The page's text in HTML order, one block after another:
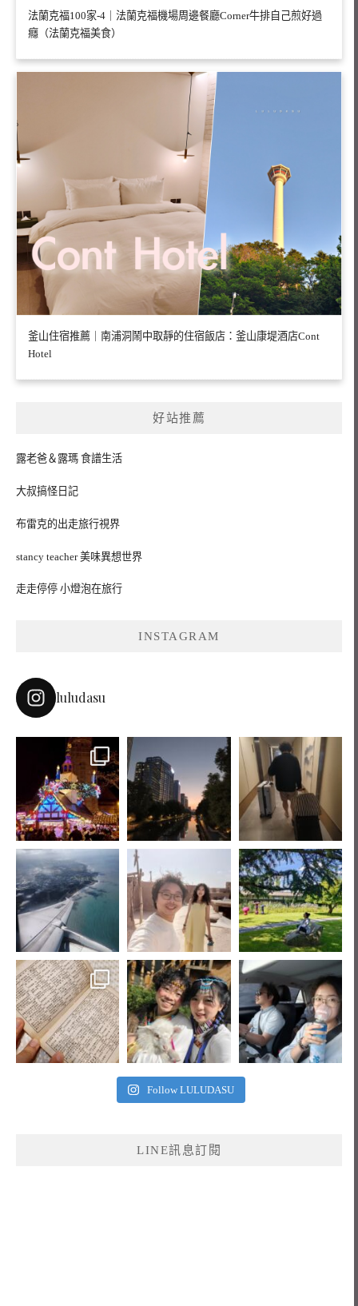
法蘭克福100家-4｜法蘭克福機場周邊餐廳Corner牛排自己煎好過
癮（法蘭克福美食）
釜山住宿推薦｜南浦洞鬧中取靜的住宿飯店：釜山康堤酒店Cont
Hotel
好站推薦
露老爸＆露瑪 食譜生活
大叔搞怪日記
布雷克的出走旅行視界
stancy teacher 美味異想世界
走走停停 小燈泡在旅行
INSTAGRAM
luludasu
Follow LULUDASU
LINE訊息訂閱